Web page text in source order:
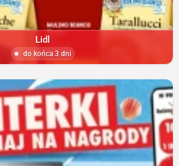
Lidl
do końca 3 dni